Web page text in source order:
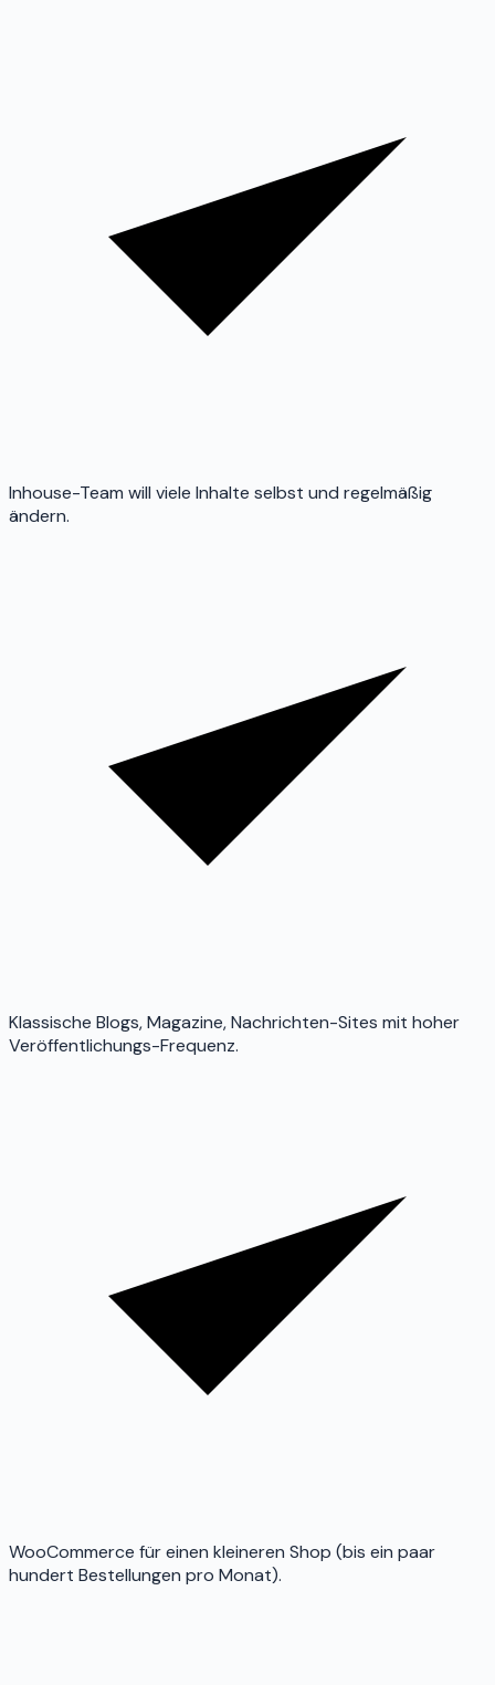
Inhouse-Team will viele Inhalte selbst und regelmäßig
ändern.
Klassische Blogs, Magazine, Nachrichten-Sites mit hoher
Veröffentlichungs-Frequenz.
WooCommerce für einen kleineren Shop (bis ein paar
hundert Bestellungen pro Monat).